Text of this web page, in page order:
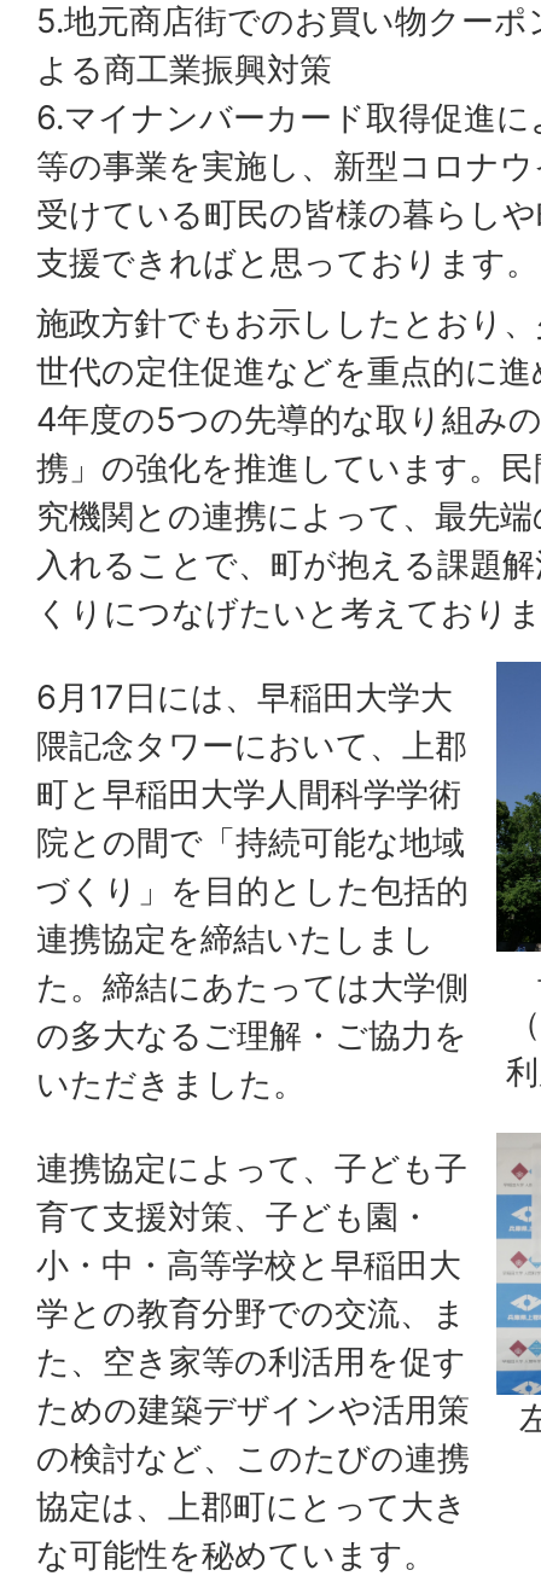
5.地元商店街でのお買い物クー
よる商工業振興対策
6.マイナンバーカード取得促進
等の事業を実施し、新型コロナ
受けている町民の皆様の暮らし
支援できればと思っております。
施政方針でもお示ししたとおり
世代の定住促進などを重点的に
4年度の5つの先導的な取り組み
携」の強化を推進しています。
究機関との連携によって、最先
入れることで、町が抱える課題
くりにつなげたいと考えており
6月17日には、早稲田大学大
隈記念タワーにおいて、上郡
町と早稲田大学人間科学学術
院との間で「持続可能な地域
づくり」を目的とした包括的
連携協定を締結いたしまし
た。締結にあたっては大学側
の多大なるご理解・ご協力を
いただきました。
連携協定によって、子ども子
育て支援対策、子ども園・
小・中・高等学校と早稲田大
学との教育分野での交流、ま
た、空き家等の利活用を促す
ための建築デザインや活用策
の検討など、このたびの連携
協定は、上郡町にとって大き
な可能性を秘めています。